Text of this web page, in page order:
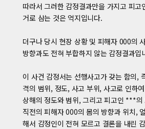
따라서 그러한 감정결과만을 가지고 피고
거로 삼는 것은 억지입니다.
더구나 당시 현장 상황 및 피해자 000의
방향과도 전혀 부합하지 않는 감정결과입
이 사건 감정서는 선행사고가 갖는 함의,
격의 범위, 정도, 사고 부위, 사고로 인하
상해의 정도와 범위, 그리고 피고인 ***의
직전의 피해자 000의 몸의 방향과 위치,
해서 감정인이 전혀 모르고 결론을 내린